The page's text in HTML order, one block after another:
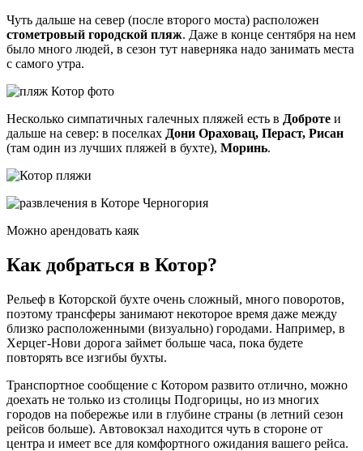
Чуть дальше на север (после второго моста) расположен
стометровый городской пляж. Даже в конце сентября на нем
было много людей, в сезон тут наверняка надо занимать места
с самого утра.
Несколько симпатичных галечных пляжей есть в Доброте и
дальше на север: в поселках Дони Ораховац, Пераст, Рисан
(там один из лучших пляжей в бухте), Моринь.
Можно арендовать каяк
Как добраться в Котор?
Рельеф в Которской бухте очень сложный, много поворотов,
поэтому трансферы занимают некоторое время даже между
близко расположенными (визуально) городами. Например, в
Херцег-Нови дорога займет больше часа, пока будете
повторять все изгибы бухты.
Транспортное сообщение с Котором развито отлично, можно
доехать не только из столицы Подгорицы, но из многих
городов на побережье или в глубине страны (в летний сезон
рейсов больше). Автовокзал находится чуть в стороне от
центра и имеет все для комфортного ожидания вашего рейса.